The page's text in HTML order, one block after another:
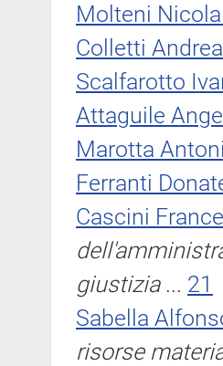
Molteni
Colletti
Scalfarotto
Attaguile
Marotta
Ferranti
Cascini
giustizia... 21
Sabella
risorse